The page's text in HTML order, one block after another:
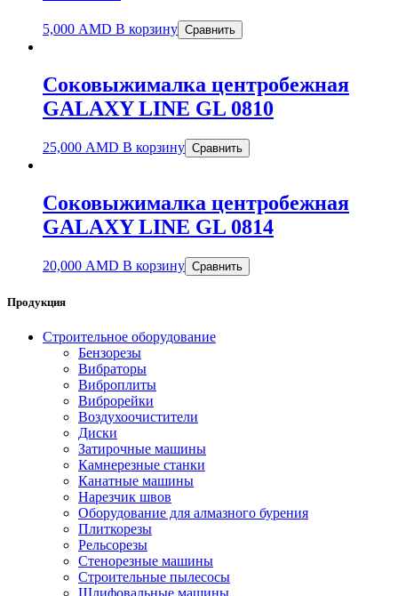
5,000 AMD В корзину Сравнить
Соковыжималка центробежная
GALAXY LINE GL 0810
25,000 AMD В корзину Сравнить
Соковыжималка центробежная
GALAXY LINE GL 0814
20,000 AMD В корзину Сравнить
Продукция
Строительное оборудование
Бензорезы
Вибраторы
Виброплиты
Виброрейки
Воздухоочистители
Диски
Затирочные машины
Камнерезные станки
Канатные машины
Нарезчик швов
Оборудование для алмазного бурения
Плиткорезы
Рельсорезы
Стенорезные машины
Строительные пылесосы